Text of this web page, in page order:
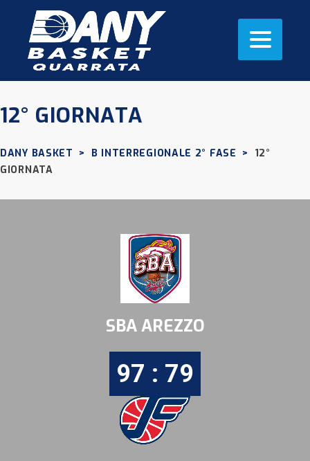
12° GIORNATA
DANY BASKET > B INTERREGIONALE 2° FASE >
12°
GIORNATA
SBA AREZZO
97 : 79